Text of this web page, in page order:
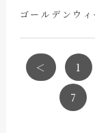
ゴールデンウ
＜ 1
7